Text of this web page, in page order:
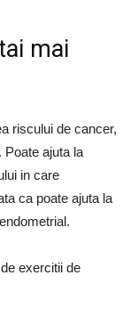
mai
riscului de cancer,
Poate ajuta la
in care
ca poate ajuta la
exercitii de